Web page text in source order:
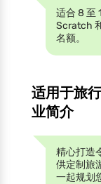
适合 8 至
Scratch
名额。
适用于旅
业简介
精心打造
供定制旅
一起规划